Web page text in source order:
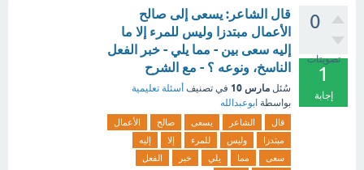
0
تصويتات
1
إجابة
قال الشاعر: يسعى إلى صالح
الأعمال مبتدزا وليس للمرء إلا ما
إليه سعى بين - مما يلي - خبر الفعل
الناسخ، ونوعه ؟ - مع الشرح
سُئل مارس 10 في تصنيف أسئلة تعليمية
بواسطة ابوعبدالله
قال الشاعر يسعى صالح
الأعمال
مبتدزا
وليس للمرء إلا
إليه
سعى
مما يلي خبر
الفعل